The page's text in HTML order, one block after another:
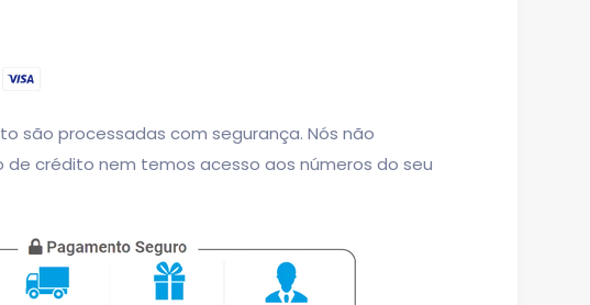
são processadas com segurança. Nós não
crédito nem temos acesso aos números do seu